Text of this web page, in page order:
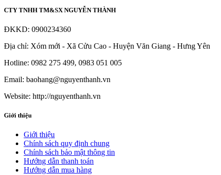
CTY TNHH TM&SX NGUYỄN THÀNH
ĐKKD: 0900234360
Địa chỉ: Xóm mới - Xã Cửu Cao - Huyện Văn Giang - Hưng Yên
Hotline: 0982 275 499, 0983 051 005
Email: baohang@nguyenthanh.vn
Website: http://nguyenthanh.vn
Giới thiệu
Giới thiệu
Chính sách quy định chung
Chính sách bảo mật thông tin
Hướng dẫn thanh toán
Hướng dẫn mua hàng